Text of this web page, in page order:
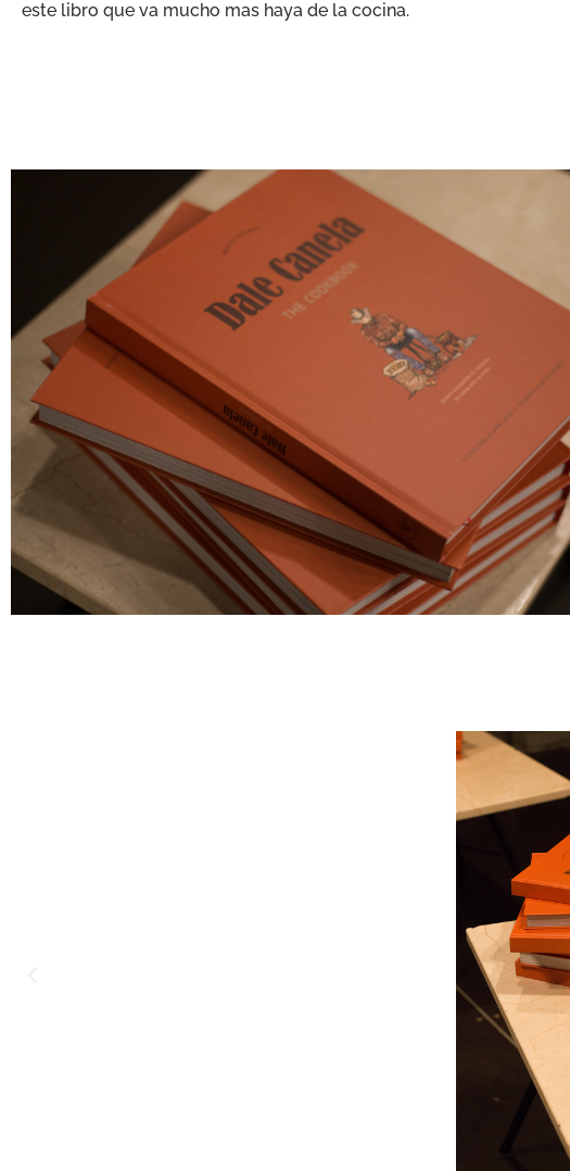
este libro que va mucho mas haya de la cocina.